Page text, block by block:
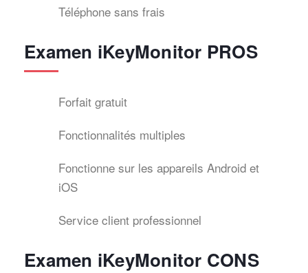
Téléphone sans frais
Examen iKeyMonitor PROS
Forfait gratuit
Fonctionnalités multiples
Fonctionne sur les appareils Android et
iOS
Service client professionnel
Examen iKeyMonitor CONS